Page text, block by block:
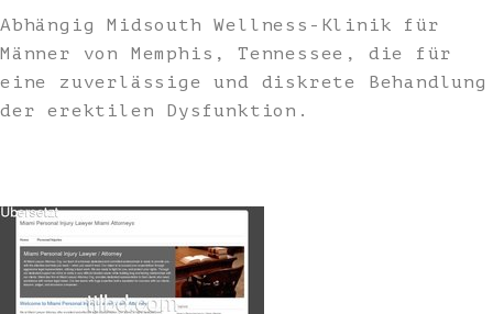
Abhängig Midsouth Wellness-Klinik für
Männer von Memphis, Tennessee, die für
eine zuverlässige und diskrete Behandlung
der erektilen Dysfunktion.